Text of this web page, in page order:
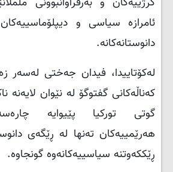
ئامرازە سیاسی و
دانوستانەکانە.
لەکۆتاییدا، فیدان جەختی لەسەر
کەناڵەکانی گفتوگۆ لە نێوان لایەنە
گوتی تورکیا پێیوایە
هەرێمییەکان تەنها لە ڕێگەی
ڕێککەوتنە سیاسییەکانەوە گونجاوە.